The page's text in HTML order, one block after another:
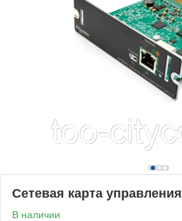
Сетевая карта
В наличии